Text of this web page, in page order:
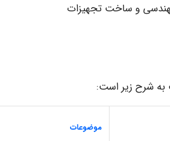
و ساخت تجهیزات
به شرح زیر است:
موضوعات